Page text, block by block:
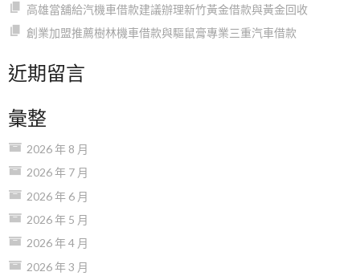
高雄當舖給汽機車借款建議辦理新竹黃金借款與黃金回收
創業加盟推薦樹林機車借款與驅鼠膏專業三重汽車借款
近期留言
彙整
2026 年 8 月
2026 年 7 月
2026 年 6 月
2026 年 5 月
2026 年 4 月
2026 年 3 月